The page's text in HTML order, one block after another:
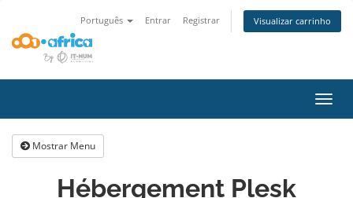
Português Entrar Registrar Visualizar carrinho
Mostrar Menu
Hébergement Plesk